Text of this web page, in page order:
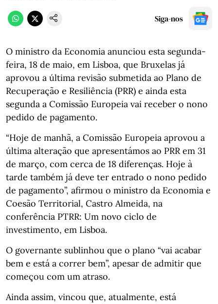
Siga-nos
O ministro da Economia anunciou esta segunda-
feira, 18 de maio, em Lisboa, que Bruxelas já
aprovou a última revisão submetida ao Plano de
Recuperação e Resiliência (PRR) e ainda esta
segunda a Comissão Europeia vai receber o nono
pedido de pagamento.
“Hoje de manhã, a Comissão Europeia aprovou a
última alteração que apresentámos ao PRR em 31
de março, com cerca de 18 diferenças. Hoje à
tarde também já deve ter entrado o nono pedido
de pagamento”, afirmou o ministro da Economia e
Coesão Territorial, Castro Almeida, na
conferência PTRR: Um novo ciclo de
investimento, em Lisboa.
O governante sublinhou que o plano “vai acabar
bem e está a correr bem”, apesar de admitir que
começou com um atraso.
Ainda assim, vincou que, atualmente, está